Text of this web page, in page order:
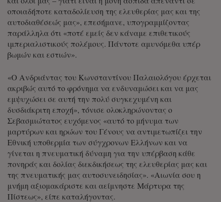
οποιαδήποτε καταδολίευση της ελευθερίας μας και της
αυτοδιαθέσεώς μας», επεσήμανε, υπογραμμίζοντας
παράλληλα ότι «ποτέ εμείς δεν κάναμε επιθετικούς
ιμπεριαλιστικούς πολέμους. Πάντοτε αμυνόμεθα υπέρ
βωμών και εστιών».
«Ο Ανδριάντας του Κωνσταντίνου Παλαιολόγου έρχεται
ακριβώς αυτό το φρόνημα να ενδυναμώσει και να μας
εμψυχώσει σε αυτή την πολύ συγκεχυμένη και
δυσδιάκριτη εποχή», τόνισε ολοκληρώνοντας ο
Σεβασμιώτατος ευχόμενος «αυτό το μήνυμα των
μαρτύρων και ηρώων του Γένους να αντιμετωπίζει την
Εθνική υποθερμία των σύγχρονων Ελλήνων και να
γίνεται η πνευματική δύναμη για την υπέρβαση κάθε
πονηράς και δολίας διεκδικήσεως της ελευθερίας μας και
της πνευματικής μας αυτοσυνειδησίας». «Αιωνία σου η
μνήμη αξιομακάριστε και αείμνηστε Μάρτυρα της
Πίστεως», είπε καταλήγοντας.